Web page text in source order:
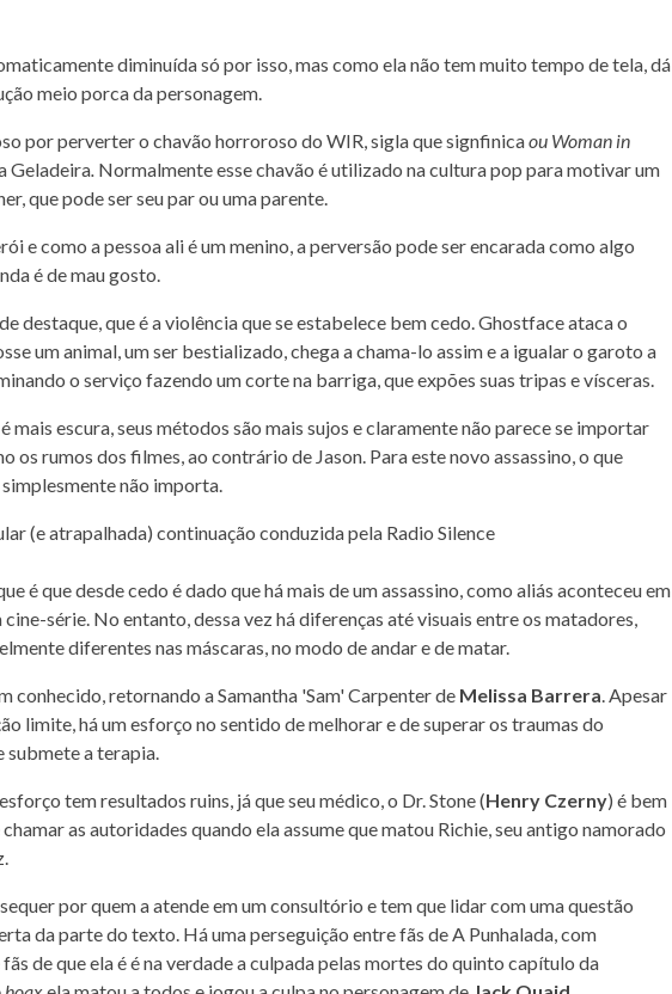
diminuída só por isso, mas como ela não tem muito tempo de tela, dá
meio porca da personagem.
por perverter o chavão horroroso do WIR, sigla que signfinicaou Woman in
Geladeira. Normalmente esse chavão é utilizado na cultura pop para motivar um
que pode ser seu par ou uma parente.
e como a pessoa ali é um menino, a perversão pode ser encarada como algo
é de mau gosto.
destaque, que é a violência que se estabelece bem cedo. Ghostface ataca o
um animal, um ser bestializado, chega a chama-lo assim e a igualar o garoto a
o serviço fazendo um corte na barriga, que expões suas tripas e vísceras.
mais escura, seus métodos são mais sujos e claramente não parece se importar
os rumos dos filmes, ao contrário de Jason. Para este novo assassino, o que
não importa.
é que desde cedo é dado que há mais de um assassino, como aliás aconteceu em
série. No entanto, dessa vez há diferenças até visuais entre os matadores,
diferentes nas máscaras, no modo de andar e de matar.
conhecido, retornando a Samantha 'Sam' Carpenter de Melissa Barrera. Apesar
limite, há um esforço no sentido de melhorar e de superar os traumas do
submete a terapia.
tem resultados ruins, já que seu médico, o Dr. Stone (Henry Czerny) é bem
as autoridades quando ela assume que matou Richie, seu antigo namorado
por quem a atende em um consultório e tem que lidar com uma questão
da parte do texto. Há uma perseguição entre fãs de A Punhalada, com
de que ela é é na verdade a culpada pelas mortes do quinto capítulo da